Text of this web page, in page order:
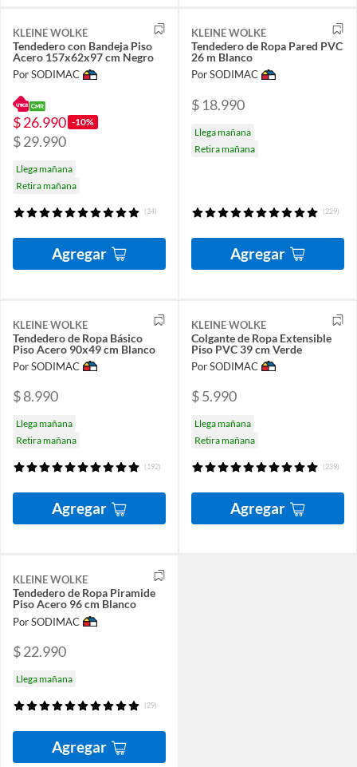
KLEINE WOLKE
Tendedero con Bandeja Piso
Acero 157x62x97 cm Negro
Por SODIMAC
$ 26.990 -10%
$ 29.990
Llega mañana
Retira mañana
(34)
Agregar
KLEINE WOLKE
Tendedero de Ropa Pared PVC
26 m Blanco
Por SODIMAC
$ 18.990
Llega mañana
Retira mañana
(229)
Agregar
KLEINE WOLKE
Tendedero de Ropa Básico
Piso Acero 90x49 cm Blanco
Por SODIMAC
$ 8.990
Llega mañana
Retira mañana
(192)
Agregar
KLEINE WOLKE
Colgante de Ropa Extensible
Piso PVC 39 cm Verde
Por SODIMAC
$ 5.990
Llega mañana
Retira mañana
(239)
Agregar
KLEINE WOLKE
Tendedero de Ropa Piramide
Piso Acero 96 cm Blanco
Por SODIMAC
$ 22.990
Llega mañana
(29)
Agregar